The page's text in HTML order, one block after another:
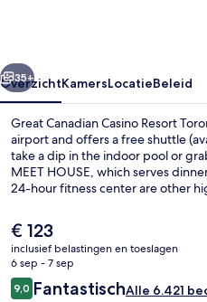
Volgende
35+
OverzichtKamersLocatieBeleid
Great Canadian Casino Resort
airport and offers a free shuttle
take a dip in the indoor pool or
MEET HOUSE, which serves
24-hour fitness center are other
De
huidige
prijs
is
€ 123
€ 123
inclusief belastingen en toeslagen
6 sep - 7 sep
Beoordelingen
9,09,0 op 10 –
FantastischAlle 6.421